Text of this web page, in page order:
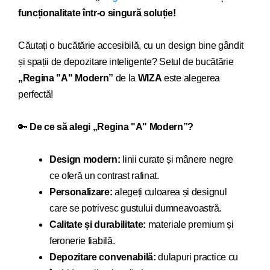
funcționalitate într-o singură soluție!
Căutați o bucătărie accesibilă, cu un design bine gândit
și spații de depozitare inteligente? Setul de bucătărie
„ Regina "A" Modern” de la WIZA este alegerea
perfectă!
🔑 De ce să alegi „Regina "A" Modern”?
Design modern: linii curate și mânere negre
ce oferă un contrast rafinat.
Personalizare: alegeți culoarea și designul
care se potrivesc gustului dumneavoastră.
Calitate și durabilitate: materiale premium și
feronerie fiabilă.
Depozitare convenabilă:dulapuri practice cu